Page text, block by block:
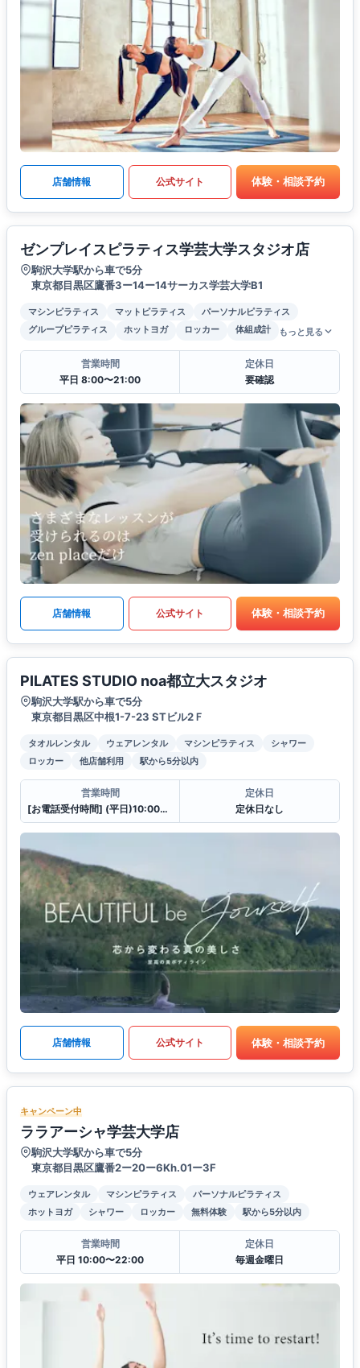
店舗情報 公式サイト 体験・相談予約
ゼンプレイスピラティス学芸大学スタジオ店
駒沢大学駅から車で5分
東京都目黒区鷹番3ー14ー14サーカス学芸大学B1
マシンピラティス マットピラティス
パーソナルピラティス
グループピラティス
ホットヨガ ロッカー 体組成計 もっと見る
営業時間
平日 8:00〜21:00
定休日
要確認
店舗情報 公式サイト 体験・相談予約
PILATES STUDIO noa都立大スタジオ
駒沢大学駅から車で5分
東京都目黒区中根1-7-23 STビル2Ｆ
タオルレンタル ウェアレンタル マシンピラティス
シャワー
ロッカー
他店舗利用 駅から5分以内
営業時間
[お電話受付時間] (平日)10:00〜23:00 (土・日)10:00〜21:00
定休日
定休日なし
店舗情報 公式サイト 体験・相談予約
キャンペーン中
ララアーシャ学芸大学店
駒沢大学駅から車で5分
東京都目黒区鷹番2ー20ー6Kh.01ー3F
ウェアレンタル マシンピラティス
パーソナルピラティス
ホットヨガ
シャワー ロッカー 無料体験 駅から5分以内
営業時間
平日 10:00〜22:00
定休日
毎週金曜日